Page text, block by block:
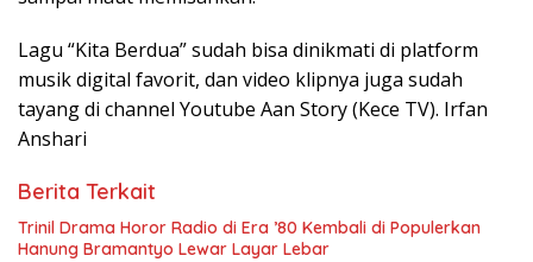
Lagu “Kita Berdua” sudah bisa dinikmati di platform
musik digital favorit, dan video klipnya juga sudah
tayang di channel Youtube Aan Story (Kece TV). Irfan
Anshari
Berita Terkait
­Trinil Drama Horor Radio di Era ’80 Kembali di Populerkan
Hanung Bramantyo Lewar Layar Lebar